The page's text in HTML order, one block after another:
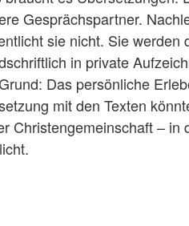
Gesprächspartner.
sie nicht. Sie werden
in private
Das persönliche
mit den Texten
Christengemeinschaft – in